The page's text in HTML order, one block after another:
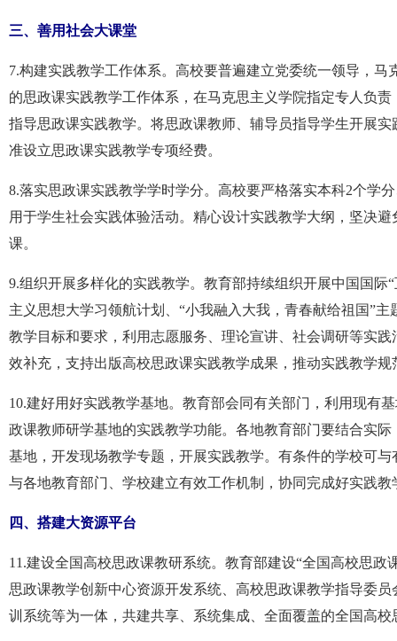
三、善用社会大课堂
7.构建实践教学工作体系。高校要普遍建立党委统一领导，
的思政课实践教学工作体系，在马克思主义学院指定专人负
指导思政课实践教学。将思政课教师、辅导员指导学生开展
准设立思政课实践教学专项经费。
8.落实思政课实践教学学时学分。高校要严格落实本科2个学
用于学生社会实践体验活动。精心设计实践教学大纲，坚决
课。
9.组织开展多样化的实践教学。教育部持续组织开展中国国
主义思想大学习领航计划、“小我融入大我，青春献给祖国”
教学目标和要求，利用志愿服务、理论宣讲、社会调研等实
效补充，支持出版高校思政课实践教学成果，推动实践教学规
10.建好用好实践教学基地。教育部会同有关部门，利用现有
政课教师研学基地的实践教学功能。各地教育部门要结合实
基地，开发现场教学专题，开展实践教学。有条件的学校可
与各地教育部门、学校建立有效工作机制，协同完成好实践教
四、搭建大资源平台
11.建设全国高校思政课教研系统。教育部建设“全国高校思
思政课教学创新中心资源开发系统、高校思政课教学指导委
训系统等为一体，共建共享、系统集成、全面覆盖的全国高校